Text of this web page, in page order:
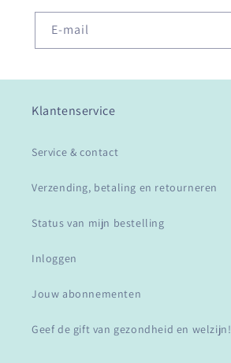
E‑mail
Klantenservice
Service & contact
Verzending, betaling en retourneren
Status van mijn bestelling
Inloggen
Jouw abonnementen
Geef de gift van gezondheid en welzijn!